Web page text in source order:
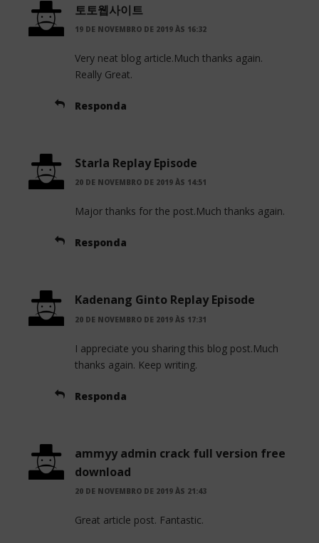
토토웹사이트
19 DE NOVEMBRO DE 2019 ÀS 16:32
Very neat blog article.Much thanks again.
Really Great.
Responda
Starla Replay Episode
20 DE NOVEMBRO DE 2019 ÀS 14:51
Major thanks for the post.Much thanks again.
Responda
Kadenang Ginto Replay Episode
20 DE NOVEMBRO DE 2019 ÀS 17:31
I appreciate you sharing this blog post.Much
thanks again. Keep writing.
Responda
ammyy admin crack full version free
download
20 DE NOVEMBRO DE 2019 ÀS 21:43
Great article post. Fantastic.